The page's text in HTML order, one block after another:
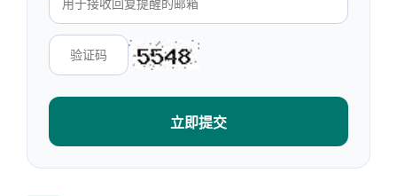
立即提交